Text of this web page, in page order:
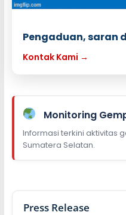
Pengaduan, saran
Kontak Kami →
Monitoring
Informasi terkini aktivitas
Sumatera Selatan.
Press Release